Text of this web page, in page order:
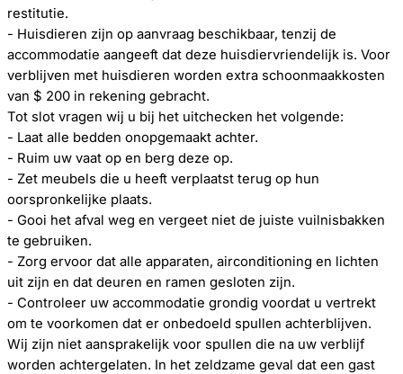
restitutie.
- Huisdieren zijn op aanvraag beschikbaar, tenzij de
accommodatie aangeeft dat deze huisdiervriendelijk is. Voor
verblijven met huisdieren worden extra schoonmaakkosten
van $ 200 in rekening gebracht.
Tot slot vragen wij u bij het uitchecken het volgende:
- Laat alle bedden onopgemaakt achter.
- Ruim uw vaat op en berg deze op.
- Zet meubels die u heeft verplaatst terug op hun
oorspronkelijke plaats.
- Gooi het afval weg en vergeet niet de juiste vuilnisbakken
te gebruiken.
- Zorg ervoor dat alle apparaten, airconditioning en lichten
uit zijn en dat deuren en ramen gesloten zijn.
- Controleer uw accommodatie grondig voordat u vertrekt
om te voorkomen dat er onbedoeld spullen achterblijven.
Wij zijn niet aansprakelijk voor spullen die na uw verblijf
worden achtergelaten. In het zeldzame geval dat een gast